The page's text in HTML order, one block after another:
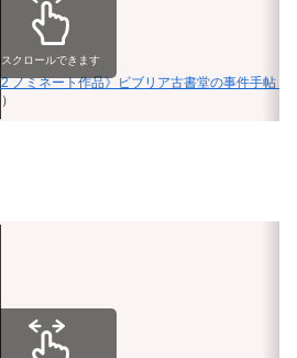
ノミネート作品》ビブリア古書堂の事件手帖 [
スクロールできます